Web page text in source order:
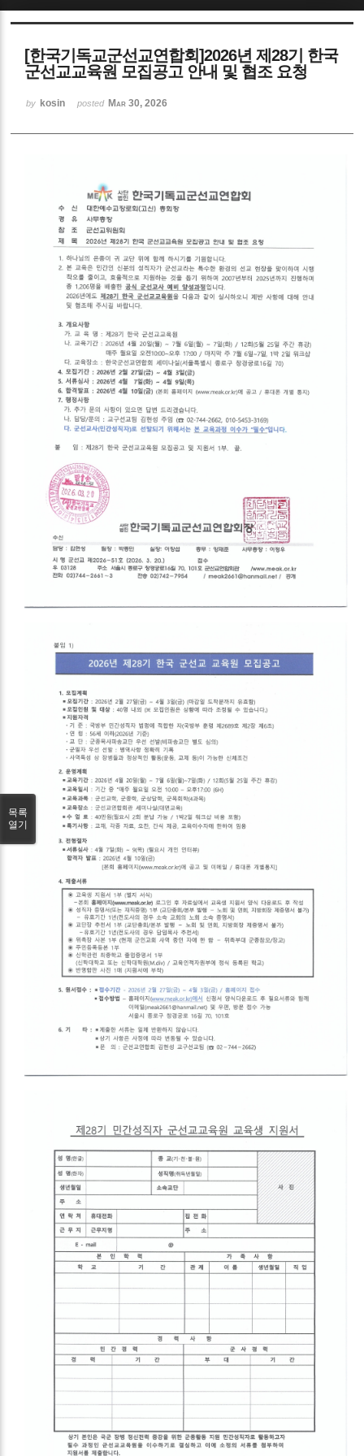
[한국기독교군선교연합회]2026년 제28기 한국
군선교교육원 모집공고 안내 및 협조 요청
by kosin posted Mar 30, 2026
목록
열기
Sketchbook5, 스케치북5
Sketchbook5, 스케치북5